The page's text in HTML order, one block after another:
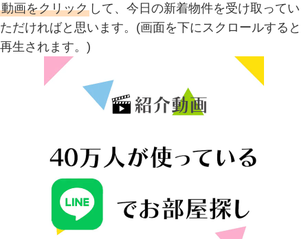
動画をクリック して、今日の新着物件を受け取ってい
ただければと思います。(画面を下にスクロールすると
再生されます。)